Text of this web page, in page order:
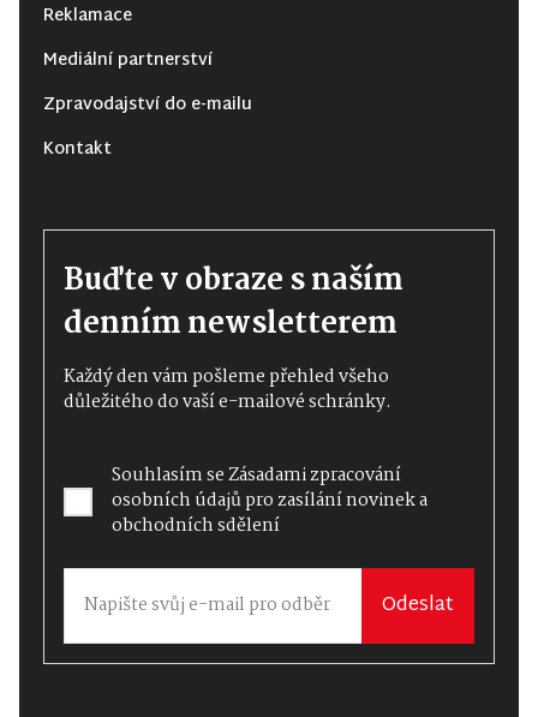
Reklamace
Mediální partnerství
Zpravodajství do e-mailu
Kontakt
Buďte v obraze s naším
denním newsletterem
Každý den vám pošleme přehled všeho
důležitého do vaší e-mailové schránky.
Souhlasím seZásadami zpracování
osobních údajůpro zasílání novinek a
obchodních sdělení
Odeslat